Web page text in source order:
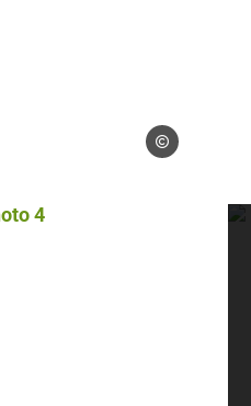
Droits gérés
Photo 4, © Droits gérés